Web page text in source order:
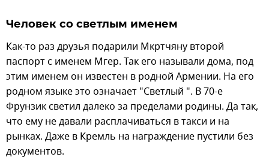
Человек со светлым именем
Как-то раз друзья подарили Мкртчяну второй
паспорт с именем Мгер. Так его называли дома, под
этим именем он известен в родной Армении. На его
родном языке это означает "Светлый ". В 70-е
Фрунзик светил далеко за пределами родины. Да так,
что ему не давали расплачиваться в такси и на
рынках. Даже в Кремль на награждение пустили без
документов.